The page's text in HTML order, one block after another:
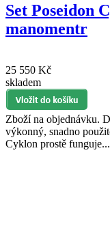
Set Poseidon
manomentr
25 550 Kč
skladem
Zboží na objednávku.
výkonný, snadno
Cyklon prostě